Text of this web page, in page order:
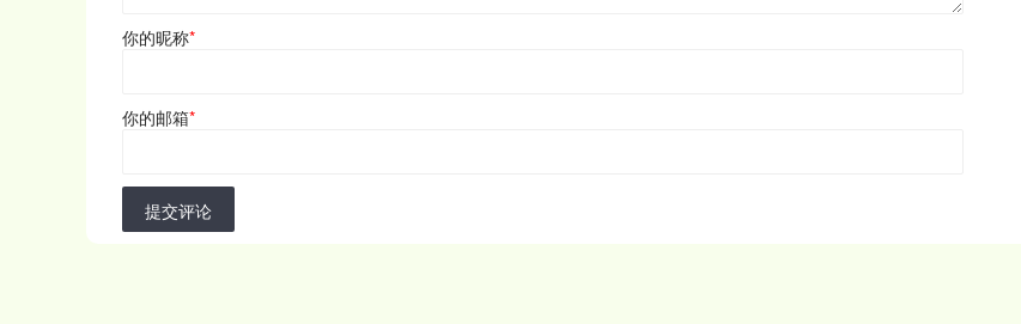
你的昵称*
你的邮箱*
提交评论